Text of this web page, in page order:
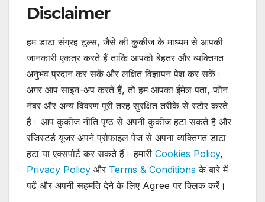
Disclaimer
हम डाटा संग्रह टूल्स, जैसे की कुकीज के माध्यम से आपकी
जानकारी एकत्र करते हैं ताकि आपको बेहतर और व्यक्तिगत
अनुभव प्रदान कर सकें और लक्षित विज्ञापन पेश कर सकें।
अगर आप साइन-अप करते हैं, तो हम आपका ईमेल पता, फोन
नंबर और अन्य विवरण पूरी तरह सुरक्षित तरीके से स्टोर करते
हैं। आप कुकीज नीति पृष्ठ से अपनी कुकीज हटा सकते है और
रजिस्टर्ड यूजर अपने प्रोफाइल पेज से अपना व्यक्तिगत डाटा
हटा या एक्सपोर्ट कर सकते हैं। हमारी Cookies Policy,
Privacy Policy और Terms & Conditions के बारे में
पढ़ें और अपनी सहमति देने के लिए Agree पर क्लिक करें।